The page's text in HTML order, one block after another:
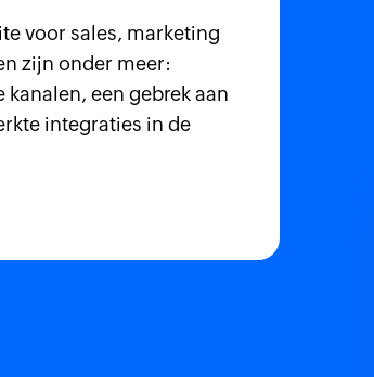
voor sales, marketing
zijn onder meer:
een gebrek aan
integraties in de